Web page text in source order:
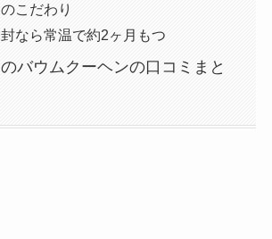
こだわり
なら常温で約2ヶ月もつ
バウムクーヘンの口コミまと